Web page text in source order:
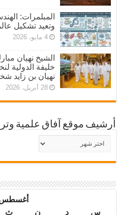
المبلمرات:
وتعيد تشكيل
4 مايو، 2026
الشيخ نهيان
خليفة الدولية
نهيان بن زايد
28 أبريل، 2026
أرشيف موقع آفاق علمية
أرشيف
موقع
أغسطس
س
د ن ث